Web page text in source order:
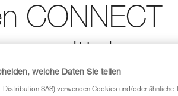
CONNECT
muss die
welche Daten Sie teilen
Distribution SAS) verwenden Cookies und/oder ähnliche